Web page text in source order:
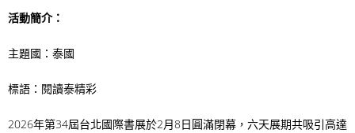
活動簡介：
主題國： 泰國
標語：閱讀泰精彩
2026年第34屆台北國際書展於2月8日圓滿閉幕，六天展期共吸引高達